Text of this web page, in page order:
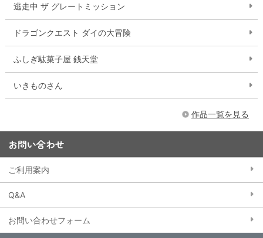
逃走中 ザ グレートミッション
ドラゴンクエスト ダイの大冒険
ふしぎ駄菓子屋 銭天堂
いきものさん
作品一覧を見る
お問い合わせ
ご利用案内
Q&A
お問い合わせフォーム